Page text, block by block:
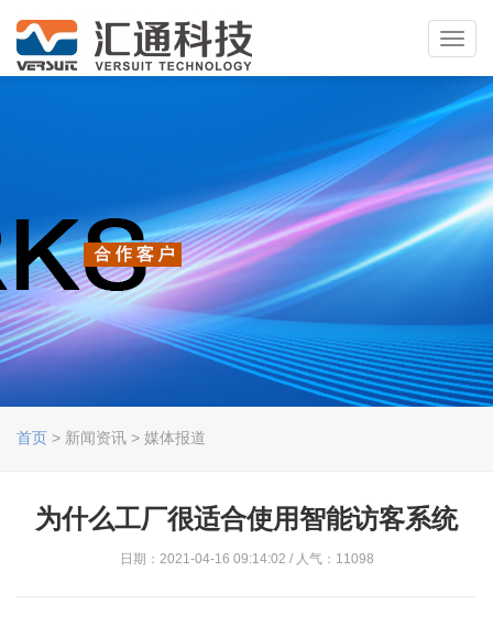
首页 > 新闻资讯 > 媒体报道
为什么工厂很适合使用智能访客系统
日期：2021-04-16 09:14:02 / 人气：11098